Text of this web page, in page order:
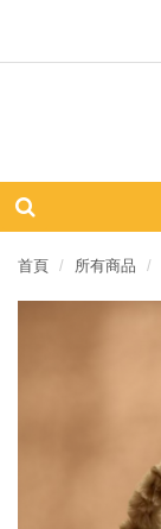
首頁 所有商品